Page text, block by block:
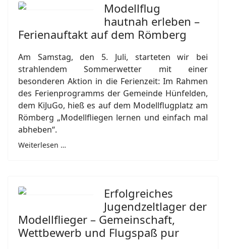
Modellflug
hautnah erleben –
Ferienauftakt auf dem Römberg
Am Samstag, den 5. Juli, starteten wir bei
strahlendem Sommerwetter mit einer
besonderen Aktion in die Ferienzeit: Im Rahmen
des Ferienprogramms der Gemeinde Hünfelden,
dem KiJuGo, hieß es auf dem Modellflugplatz am
Römberg „Modellfliegen lernen und einfach mal
abheben“.
Weiterlesen …
Erfolgreiches
Jugendzeltlager der
Modellflieger – Gemeinschaft,
Wettbewerb und Flugspaß pur